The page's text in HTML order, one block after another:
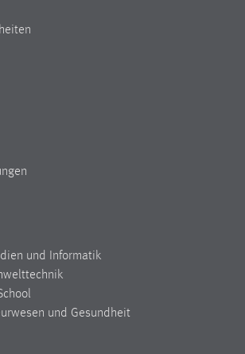
und Informatik
und Gesundheit